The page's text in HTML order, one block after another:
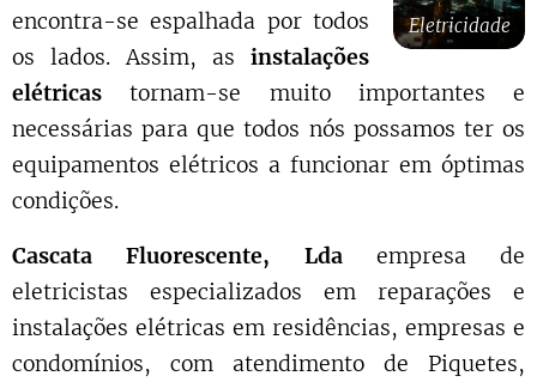
Eletricidade
encontra-se espalhada por todos
os lados. Assim, asinstalações
elétricas tornam-se muito importantes e
necessárias para que todos nós possamos ter os
equipamentos elétricos a funcionar em óptimas
condições.
Cascata Fluorescente, Ldaempresa de
eletricistas especializados em reparações e
instalações elétricas em residências, empresas e
condomínios, com atendimento de Piquetes,